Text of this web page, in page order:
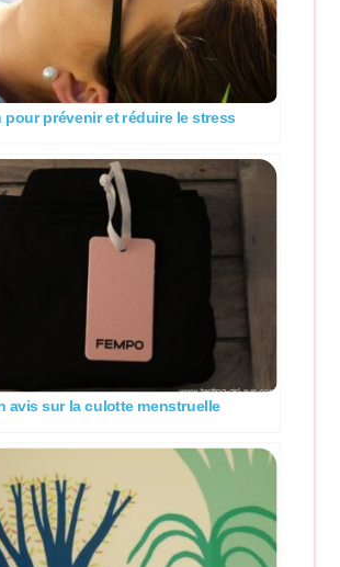
pour prévenir et réduire le stress
avis sur la culotte menstruelle